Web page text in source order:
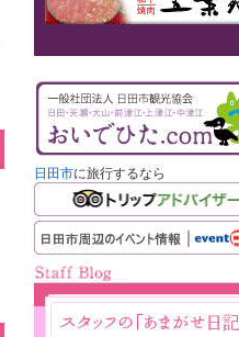
日田市に旅行するなら